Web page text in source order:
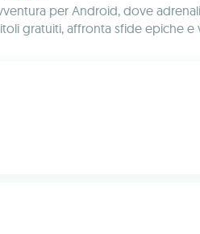
per Android, dove
gratuiti, affronta sfide epiche